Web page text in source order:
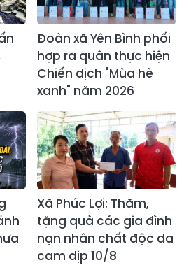
Đoàn xã Yên Bình phối
hợp ra quân thực hiện
Chiến dịch "Mùa hè
xanh" năm 2026
Xã Phúc Lợi: Thăm,
tặng quà các gia đình
nạn nhân chất độc da
cam dịp 10/8